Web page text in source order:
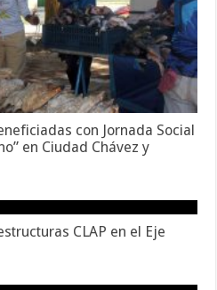
con Jornada Social
en Ciudad Chávez y
CLAP en el Eje